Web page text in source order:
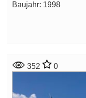
Baujahr: 1998
352 0